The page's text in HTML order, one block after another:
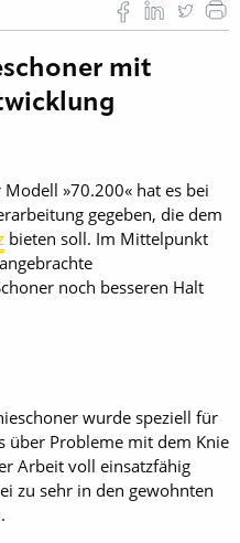
mit
»70.200« hat es bei
gegeben, die dem
bieten soll. Im Mittelpunkt
noch besseren Halt
wurde speziell für
über Probleme mit dem Knie
Arbeit voll einsatzfähig
zu sehr in den gewohnten